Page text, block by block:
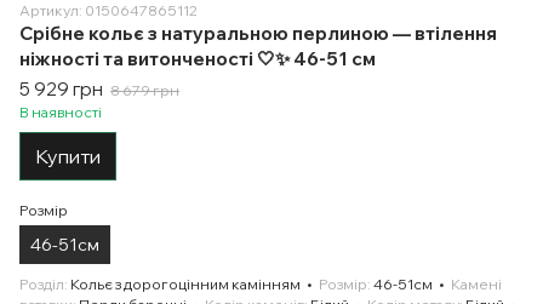
Артикул: 0150647865112
Срібне кольє з натуральною перлиною — втілення
ніжності та витонченості 🤍✨ 46-51 см
5 929 грн 8 679 грн
В наявності
Купити
Розмір
46-51см
Розділ Кольє з дорогоцінним камінням Розмір 46-51см
Камені